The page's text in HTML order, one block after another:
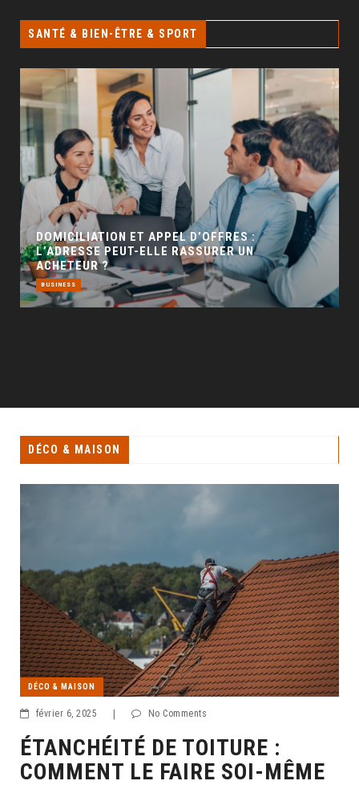
SANTÉ & BIEN-ÊTRE & SPORT
GÉO SEO : UN LEVIER INCONTOURNABLE POUR
LA VISIBILITÉ LOCALE
BUSINESS
DÉCO & MAISON
DÉCO & MAISON
février 6, 2025 No Comments
ÉTANCHÉITÉ DE TOITURE :
COMMENT LE FAIRE SOI-MÊME